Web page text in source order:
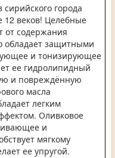
города
12 веков! Целебные
от содержания
обладает защитными
и тонизирующее
ее гидролипидный
и повреждённую
масла
легким
Оливковое
и
мягкому
ее упругой.